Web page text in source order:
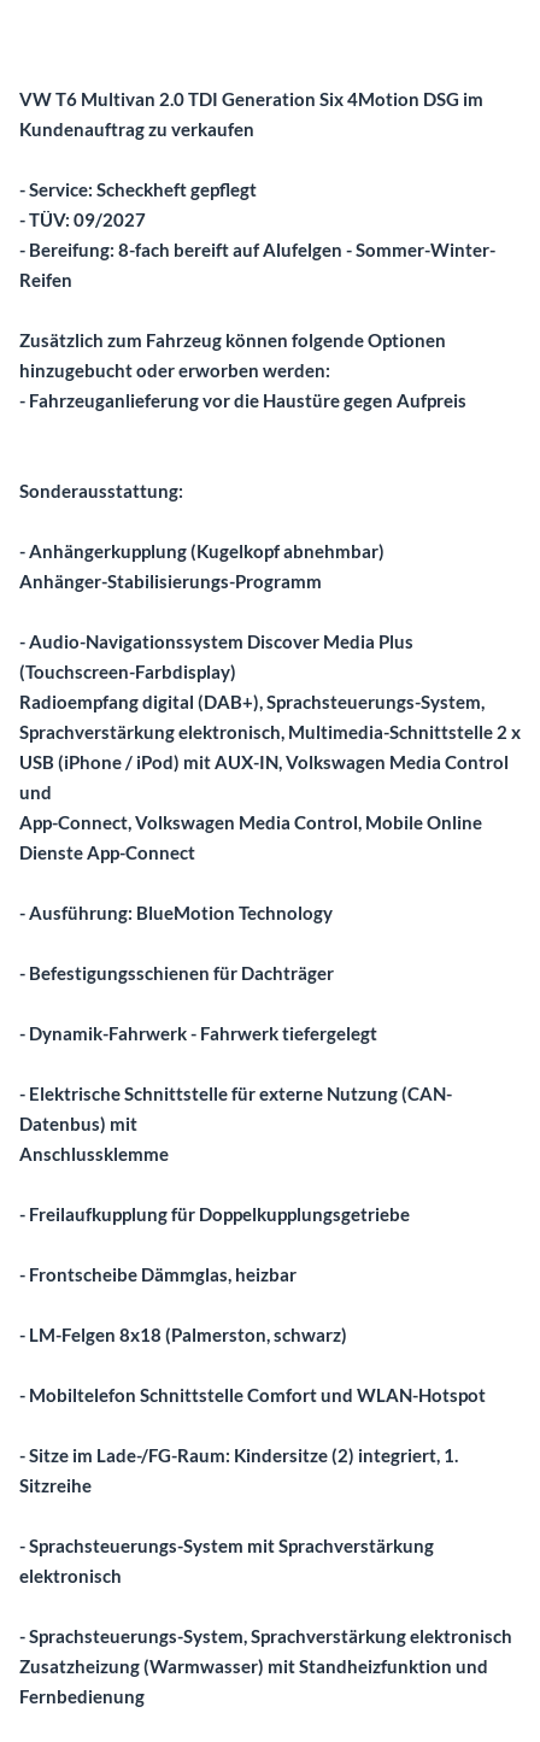
VW T6 Multivan 2.0 TDI Generation Six 4Motion DSG im
Kundenauftrag zu verkaufen
- Service: Scheckheft gepflegt
- TÜV: 09/2027
- Bereifung: 8-fach bereift auf Alufelgen - Sommer-Winter-
Reifen
Zusätzlich zum Fahrzeug können folgende Optionen
hinzugebucht oder erworben werden:
- Fahrzeuganlieferung vor die Haustüre gegen Aufpreis
Sonderausstattung:
- Anhängerkupplung (Kugelkopf abnehmbar)
Anhänger-Stabilisierungs-Programm
- Audio-Navigationssystem Discover Media Plus
(Touchscreen-Farbdisplay)
Radioempfang digital (DAB+), Sprachsteuerungs-System,
Sprachverstärkung elektronisch, Multimedia-Schnittstelle 2 x
USB (iPhone / iPod) mit AUX-IN, Volkswagen Media Control
und
App-Connect, Volkswagen Media Control, Mobile Online
Dienste App-Connect
- Ausführung: BlueMotion Technology
- Befestigungsschienen für Dachträger
- Dynamik-Fahrwerk - Fahrwerk tiefergelegt
- Elektrische Schnittstelle für externe Nutzung (CAN-
Datenbus) mit
Anschlussklemme
- Freilaufkupplung für Doppelkupplungsgetriebe
- Frontscheibe Dämmglas, heizbar
- LM-Felgen 8x18 (Palmerston, schwarz)
- Mobiltelefon Schnittstelle Comfort und WLAN-Hotspot
- Sitze im Lade-/FG-Raum: Kindersitze (2) integriert, 1.
Sitzreihe
- Sprachsteuerungs-System mit Sprachverstärkung
elektronisch
- Sprachsteuerungs-System, Sprachverstärkung elektronisch
Zusatzheizung (Warmwasser) mit Standheizfunktion und
Fernbedienung